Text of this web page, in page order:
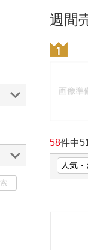
週間
58件中